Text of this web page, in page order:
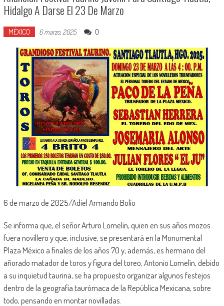
Hidalgo A Darse El 23 De Marzo
MÉXICO 6 marzo, 2025 0
6 de marzo de 2025/Adiel Armando Bolio
Se informa que, el señor Arturo Lomelín, quien en sus años mozos
fuera novillero y que, inclusive, se presentará en la Monumental
Plaza México a finales de los años 70 y, además, es hermano del
añorado matador de toros y figura del toreo, Antonio Lomelín, debido
a su inquietud taurina, se ha propuesto organizar algunos festejos
dentro de la geografía taurómaca de la República Mexicana, sobre
todo, pensando en montar novilladas.